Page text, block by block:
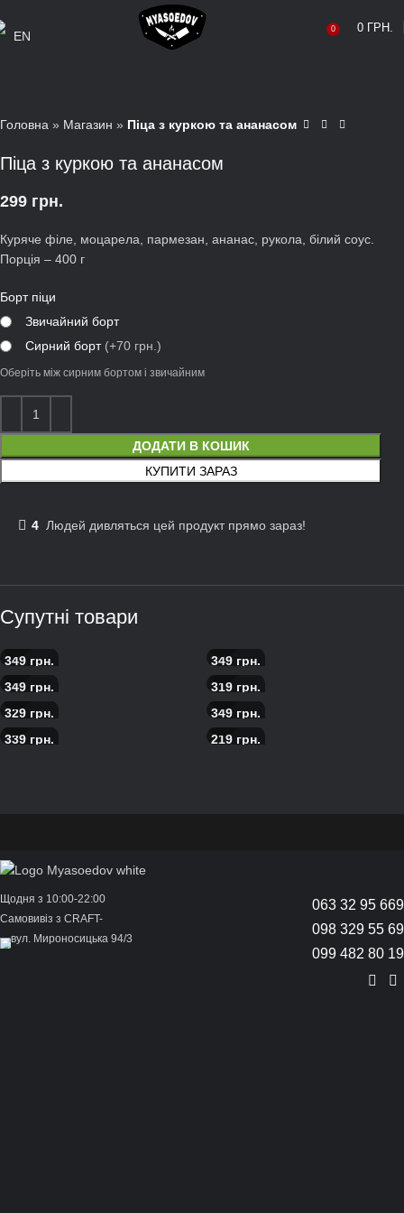
EN 0 0 ГРН.
Головна » Магазин » Піца з куркою та ананасом
Піца з куркою та ананасом
299 грн.
Куряче філе, моцарела, пармезан, ананас, рукола, білий соус.
Порція – 400 г
Борт піци
Звичайний борт
Сирний борт (+70 грн.)
Оберіть між сирним бортом і звичайним
ДОДАТИ В КОШИК
КУПИТИ ЗАРАЗ
4 Людeй дивляться цей продукт прямо зараз!
Супутні товари
Піца Мясоєдов
349 грн.
Піца Азійська
349 грн.
Піца м’ясний бум
349 грн.
Піца пепероні
319 грн.
Піца з прошуто
329 грн.
Піца з ростбіфом та вишнею
349 грн.
339 грн.
219 грн.
Щодня з 10:00-22:00
Самовивіз з CRAFT-
вул. Мироносицька 94/3
063 32 95 669
098 329 55 69
099 482 80 19